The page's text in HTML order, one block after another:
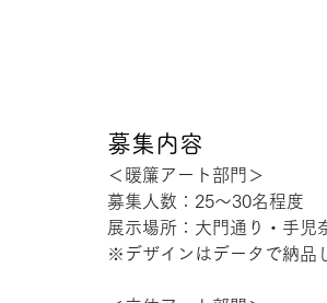
募集内容
＜暖簾アート部門＞
募集人数：25～30名程度
展示場所：大門通り・手児
※デザインはデータで納品